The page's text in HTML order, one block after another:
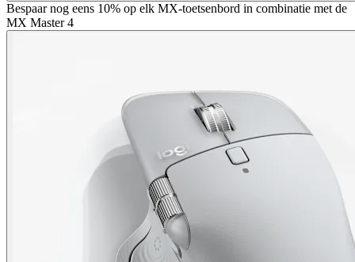
Bespaar nog eens 10% op elk MX-toetsenbord in combinatie met de
MX Master 4